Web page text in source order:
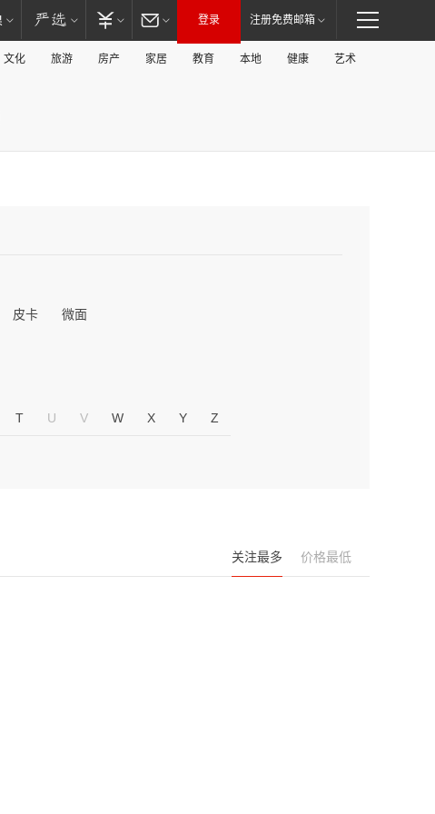
登录 注册免费邮箱
文化 旅游 房产 家居 教育 本地 健康 艺术
皮卡 微面
T U V W X Y Z
关注最多 价格最低